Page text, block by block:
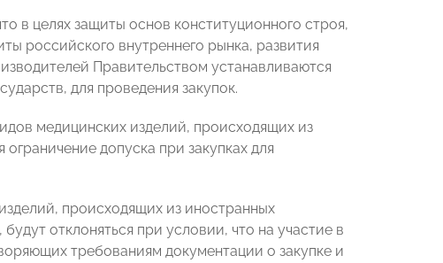
в целях защиты основ конституционного строя,
российского внутреннего рынка, развития
Правительством устанавливаются
для проведения закупок.
медицинских изделий, происходящих из
допуска при закупках для
происходящих из иностранных
отклоняться при условии, что на участие в
требованиям документации о закупке и